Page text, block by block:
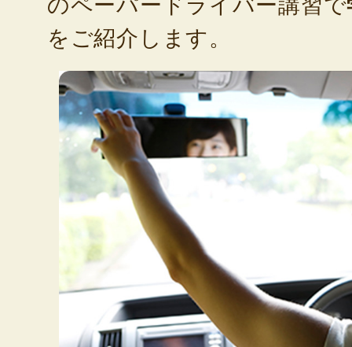
のペーパードライバー講習で
をご紹介します。